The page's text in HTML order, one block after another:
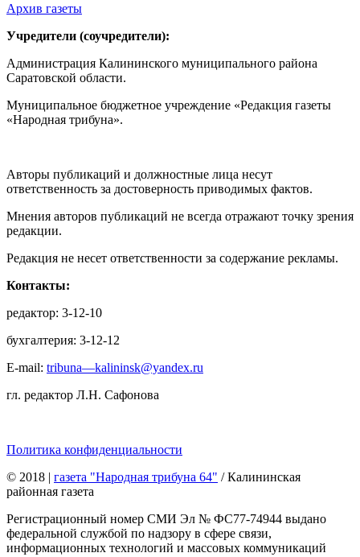
Архив газеты
Учредители (соучредители):
Администрация Калининского муниципального района
Саратовской области.
Муниципальное бюджетное учреждение «Редакция газеты
«Народная трибуна».
Авторы публикаций и должностные лица несут
ответственность за достоверность приводимых фактов.
Мнения авторов публикаций не всегда отражают точку зрения
редакции.
Редакция не несет ответственности за содержание рекламы.
Контакты:
редактор: 3-12-10
бухгалтерия: 3-12-12
E-mail: tribuna—kalininsk@yandex.ru
гл. редактор Л.Н. Сафонова
Политика конфиденциальности
© 2018 | газета "Народная трибуна 64" / Калининская
районная газета
Регистрационный номер СМИ Эл № ФС77-74944 выдано
федеральной службой по надзору в сфере связи,
информационных технологий и массовых коммуникаций